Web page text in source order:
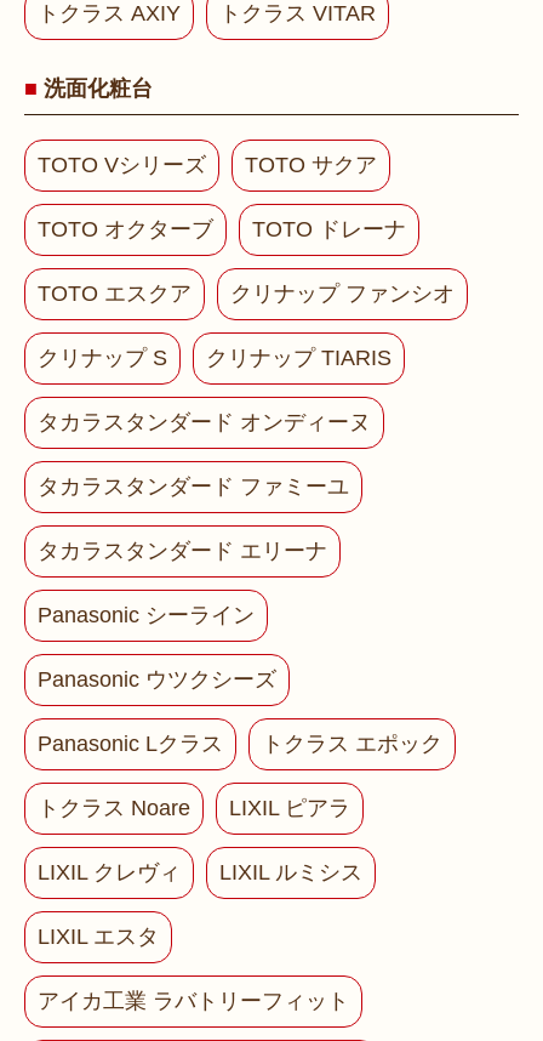
トクラス AXIY トクラス VITAR
洗面化粧台
TOTO Vシリーズ TOTO サクア
TOTO オクターブ TOTO ドレーナ
TOTO エスクア クリナップ ファンシオ
クリナップ S クリナップ TIARIS
タカラスタンダード オンディーヌ
タカラスタンダード ファミーユ
タカラスタンダード エリーナ
Panasonic シーライン
Panasonic ウツクシーズ
Panasonic Lクラス トクラス エポック
トクラス Noare LIXIL ピアラ
LIXIL クレヴィ LIXIL ルミシス
LIXIL エスタ
アイカ工業 ラバトリーフィット